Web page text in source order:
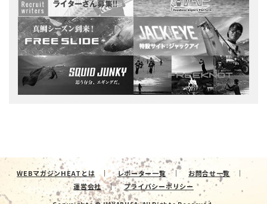
WEBマガジンHEATとは レポーター一覧
お問合せ一覧
運営会社
プライバシーポリシー